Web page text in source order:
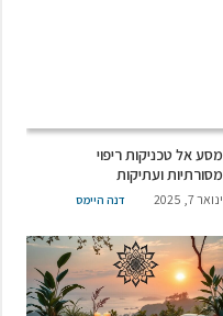
מסע אל טכניקות ריפוי
מסורתיות ועתיקות
דנה היימס ינואר 7, 2025